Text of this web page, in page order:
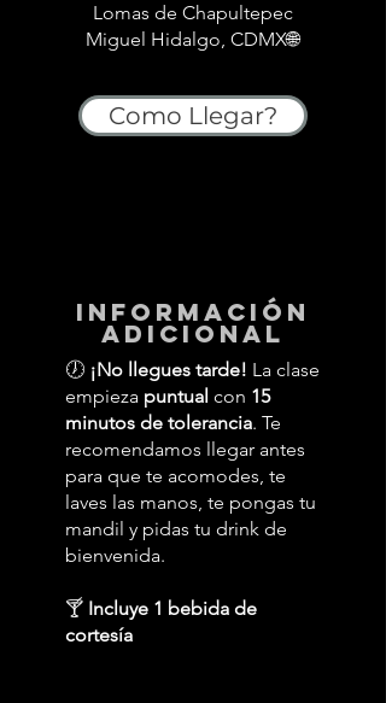
Lomas de Chapultepec
Miguel Hidalgo, CDMX🌐
Como Llegar?
información
adicional
🕖 ¡No llegues tarde! La clase
empieza puntual con 15
minutos de tolerancia. Te
recomendamos llegar antes
para que te acomodes, te
laves las manos, te pongas tu
mandil y pidas tu drink de
bienvenida.
🍸 Incluye 1 bebida de
cortesía